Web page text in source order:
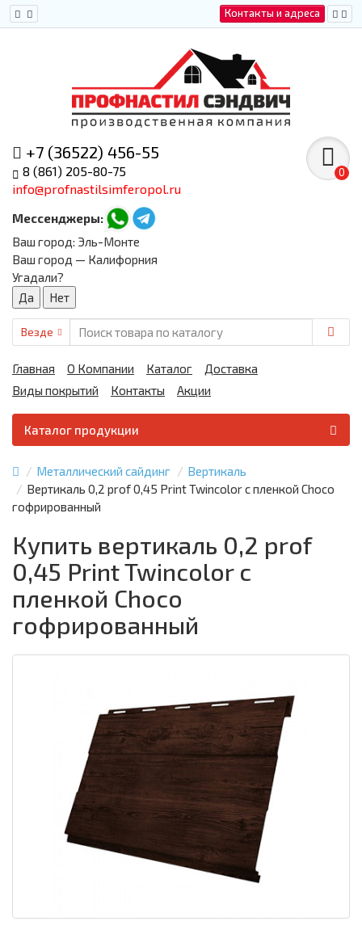
Контакты и адреса
+7 (36522) 456-55
8 (861) 205-80-75
info@profnastilsimferopol.ru
Мессенджеры:
0
Ваш город: Эль-Монте
Ваш город — Калифорния
Угадали?
Везде
Главная О Компании Каталог
Доставка
Виды покрытий
Контакты Акции
Каталог продукции
Металлический сайдинг
Вертикаль
Вертикаль 0,2 prof 0,45 Print Twincolor с пленкой Choco
гофрированный
Купить вертикаль 0,2 prof
0,45 Print Twincolor с
пленкой Choco
гофрированный